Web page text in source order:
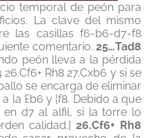
temporal de peón para
La clave del mismo
las casillas f6-b6-d7-f8
comentario.25…Tad8
peón lleva a la pérdida
Rh8 27.Cxb6 y si se
se encarga de eliminar
la £b6 y ¦f8. Debido a que
en d7 al alfil, si la torre lo
calidad.]26.Cf6+ Rh8